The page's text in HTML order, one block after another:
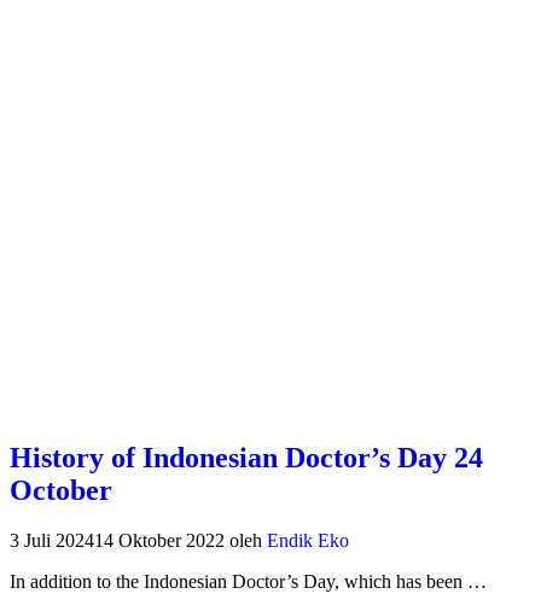
History of Indonesian Doctor’s Day 24
October
3 Juli 202414 Oktober 2022 oleh Endik Eko
In addition to the Indonesian Doctor’s Day, which has been …